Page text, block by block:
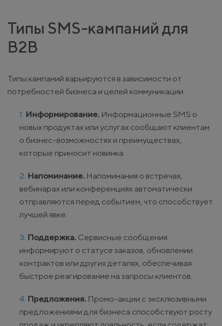
Типы SMS-кампаний для
B2B
Типы кампаний варьируются в зависимости от
потребностей бизнеса и целей коммуникации.
Информирование. Информационные SMS о
новых продуктах или услугах сообщают клиентам
о бизнес-возможностях и преимуществах,
которые приносит новинка.
Напоминание. Напоминания о встречах,
вебинарах или конференциях автоматически
отправляются перед событием, что способствует
лучшей явке.
Поддержка. Сервисные сообщения
информируют о статусе заказов, обновлении
контрактов или других деталях, обеспечивая
быстрое реагирование на запросы клиентов.
Предложения. Промо-акции с эксклюзивными
предложениями для бизнеса способствуют росту